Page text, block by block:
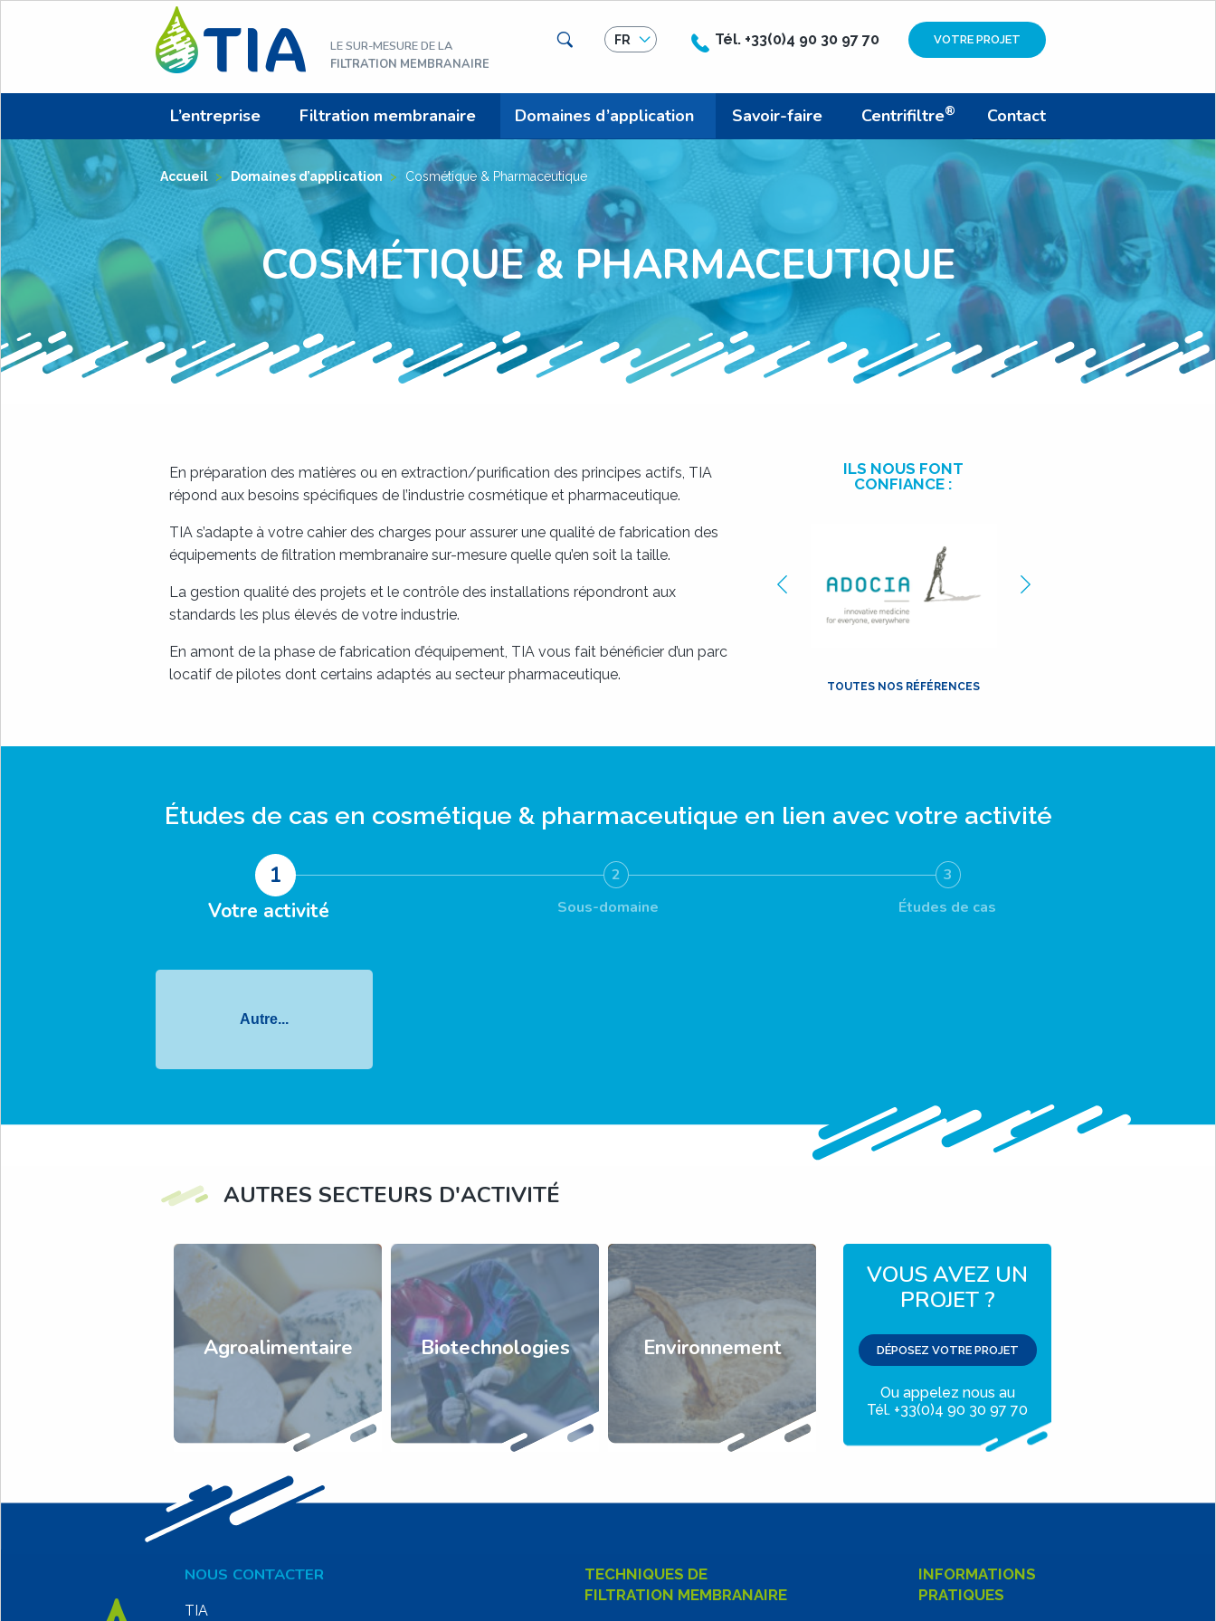
LE SUR-MESURE DE LA
FILTRATION MEMBRANAIRE
Rechercher
FR Tél. +33(0)4 90 30 97 70 VOTRE PROJET
L’entreprise Filtration membranaire Domaines d’application Savoir-faire Centrifiltre® Contact
Accueil > Domaines d’application > Cosmétique & Pharmaceutique
COSMÉTIQUE & PHARMACEUTIQUE
En préparation des matières ou en extraction/purification des principes actifs, TIA
répond aux besoins spécifiques de l’industrie cosmétique et pharmaceutique.
TIA s’adapte à votre cahier des charges pour assurer une qualité de fabrication des
équipements de filtration membranaire sur-mesure quelle qu’en soit la taille.
La gestion qualité des projets et le contrôle des installations répondront aux
standards les plus élevés de votre industrie.
En amont de la phase de fabrication d’équipement, TIA vous fait bénéficier d’un parc
locatif de pilotes dont certains adaptés au secteur pharmaceutique.
ILS NOUS FONT
CONFIANCE :
Image
précédente
Image
TOUTES NOS RÉFÉRENCES
Études de cas en cosmétique & pharmaceutique en lien avec votre activité
1 2 3
Votre activité Sous-domaine Études de cas
Autre...
AUTRES SECTEURS D'ACTIVITÉ
Agroalimentaire Biotechnologies Environnement
VOUS AVEZ UN
PROJET ?
DÉPOSEZ VOTRE PROJET
Ou appelez nous au
Tél. +33(0)4 90 30 97 70
NOUS CONTACTER
TIA
TECHNIQUES DE
FILTRATION MEMBRANAIRE
INFORMATIONS
PRATIQUES